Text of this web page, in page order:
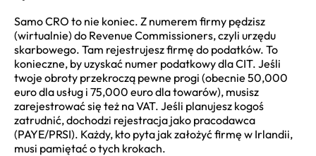
Samo CRO to nie koniec. Z numerem firmy pędzisz
(wirtualnie) do Revenue Commissioners, czyli urzędu
skarbowego. Tam rejestrujesz firmę do podatków. To
konieczne, by uzyskać numer podatkowy dla CIT. Jeśli
twoje obroty przekroczą pewne progi (obecnie 50,000
euro dla usług i 75,000 euro dla towarów), musisz
zarejestrować się też na VAT. Jeśli planujesz kogoś
zatrudnić, dochodzi rejestracja jako pracodawca
(PAYE/PRSI). Każdy, kto pyta jak założyć firmę w Irlandii,
musi pamiętać o tych krokach.